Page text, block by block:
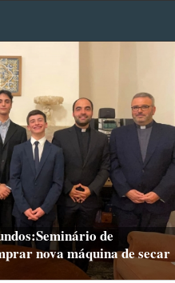
de
nova máquina de secar